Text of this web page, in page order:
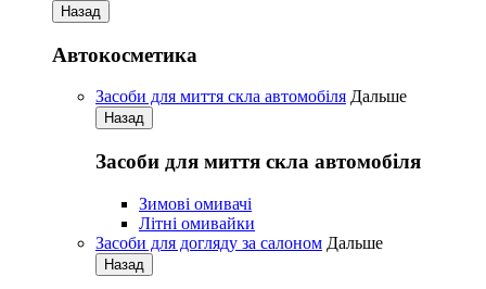
Назад
Автокосметика
Засоби для миття скла автомобіля Дальше
Назад
Засоби для миття скла автомобіля
Зимові омивачі
Літні омивайки
Засоби для догляду за салоном Дальше
Назад